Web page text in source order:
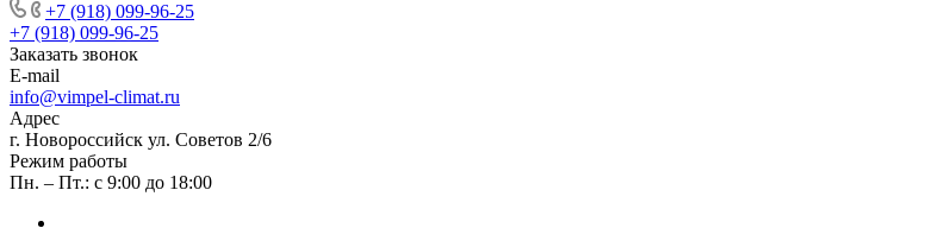
+7 (918) 099-96-25
+7 (918) 099-96-25
Заказать звонок
E-mail
info@vimpel-climat.ru
Адрес
г. Новороссийск ул. Советов 2/6
Режим работы
Пн. – Пт.: с 9:00 до 18:00